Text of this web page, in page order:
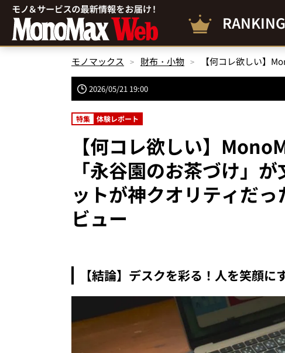
RANKING
モノマックス 財布・小物
2026/05/21 19:00
特集 体験レポート
【何コレ欲しい】
「永谷園のお茶づけ」
ットが神クオリティだ
ビュー
【結論】デスクを彩る！人を笑顔